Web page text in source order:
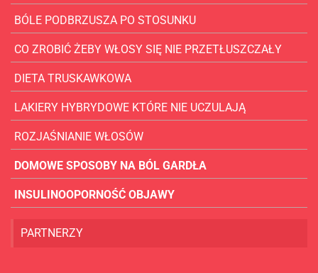
BÓLE PODBRZUSZA PO STOSUNKU
CO ZROBIĆ ŻEBY WŁOSY SIĘ NIE PRZETŁUSZCZAŁY
DIETA TRUSKAWKOWA
LAKIERY HYBRYDOWE KTÓRE NIE UCZULAJĄ
ROZJAŚNIANIE WŁOSÓW
DOMOWE SPOSOBY NA BÓL GARDŁA
INSULINOOPORNOŚĆ OBJAWY
PARTNERZY